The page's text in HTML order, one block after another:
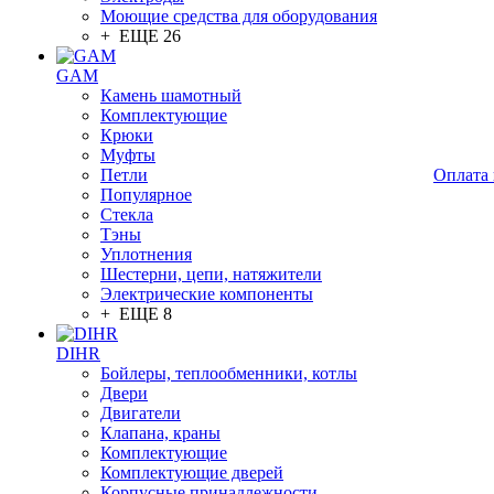
Моющие средства для оборудования
+ ЕЩЕ 26
GAM
Камень шамотный
Комплектующие
Крюки
Муфты
Петли
Популярное
Стекла
Тэны
Уплотнения
Шестерни, цепи, натяжители
Электрические компоненты
+ ЕЩЕ 8
DIHR
Бойлеры, теплообменники, котлы
Двери
Двигатели
Клапана, краны
Комплектующие
Комплектующие дверей
Оплата